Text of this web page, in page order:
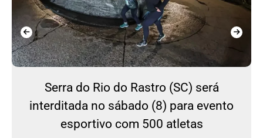
Serra do Rio do Rastro (SC) será
interditada no sábado (8) para evento
esportivo com 500 atletas